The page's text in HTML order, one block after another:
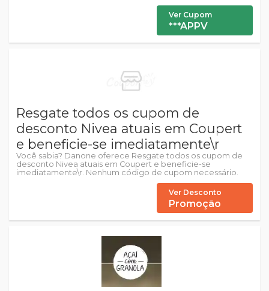
Ver Cupom
***APPV
Resgate todos os cupom de
desconto Nivea atuais em Coupert
e beneficie-se imediatamente\r
Você sabia? Danone oferece Resgate todos os cupom de
desconto Nivea atuais em Coupert e beneficie-se
imediatamente\r. Nenhum código de cupom necessário.
Ver Desconto
Promoção